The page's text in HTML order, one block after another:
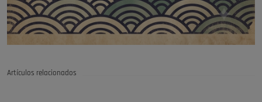
Artículos relacionados